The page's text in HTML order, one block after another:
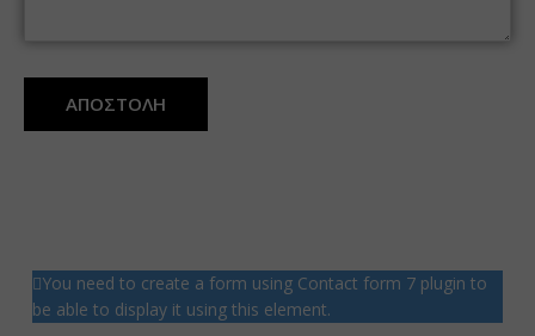
ΑΠΟΣΤΟΛΗ
You need to create a form using Contact form 7 plugin to
be able to display it using this element.